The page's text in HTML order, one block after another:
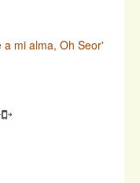
mi alma, Oh Seor'